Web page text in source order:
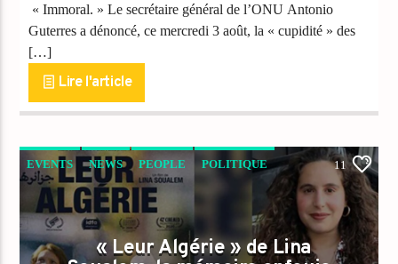
« Immoral. » Le secrétaire général de l’ONU Antonio
Guterres a dénoncé, ce mercredi 3 août, la « cupidité » des
[…]
Lire l'article
EVENTS NEWS PEOPLE POLITIQUE
TRIBUNE
11
« Leur Algérie » de Lina